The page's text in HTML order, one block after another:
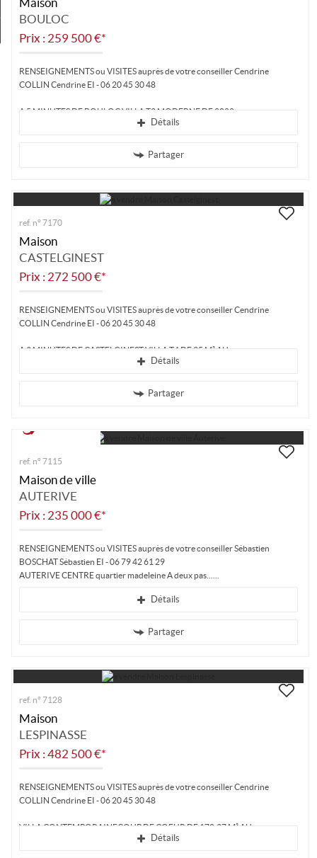
Estimez
BOULOC
Prix : 259 500 €*
RENSEIGNEMENTS ou VISITES auprès de votre conseiller Cendrine
COLLIN Cendrine EI - 06 20 45 30 48
A 5 MINUTES DE BOULOC VILLA T3 MODERNE DE 2022...
Détails
Partager
ref. n° 7170
Maison
CASTELGINEST
Prix : 272 500 €*
RENSEIGNEMENTS ou VISITES auprès de votre conseiller Cendrine
COLLIN Cendrine EI - 06 20 45 30 48
A 3 MINUTES DE CASTELGINEST VILLA T4 DE 95 M² AU...
Détails
Partager
ref. n° 7115
Maison de ville
AUTERIVE
Prix : 235 000 €*
RENSEIGNEMENTS ou VISITES auprès de votre conseiller Sébastien
BOSCHAT Sébastien EI - 06 79 42 61 29
AUTERIVE CENTRE quartier madeleine A deux pas...
Détails
Partager
ref. n° 7128
Maison
LESPINASSE
Prix : 482 500 €*
RENSEIGNEMENTS ou VISITES auprès de votre conseiller Cendrine
COLLIN Cendrine EI - 06 20 45 30 48
VILLA CONTEMPORAINECOUP DE COEUR DE 170.37 M² AU...
Détails